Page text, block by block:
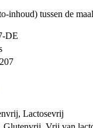
inhoud) tussen de
DE
Lactosevrij